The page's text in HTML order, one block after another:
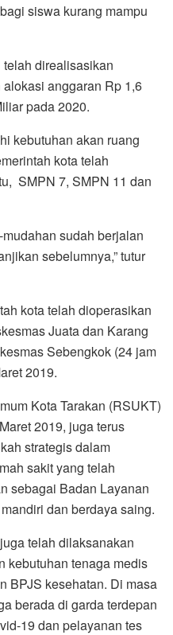
siswa kurang mampu
direalisasikan
anggaran Rp 1,6
pada 2020.
kebutuhan akan ruang
kota telah
SMPN 7, SMPN 11 dan
sudah berjalan
sebelumnya,” tutur
kota telah dioperasikan
Juata dan Karang
Sebengkok (24 jam
2019.
Kota Tarakan (RSUKT)
2019, juga terus
strategis dalam
sakit yang telah
sebagai Badan Layanan
dan berdaya saing.
telah dilaksanakan
kebutuhan tenaga medis
BPJS kesehatan. Di masa
berada di garda terdepan
19 dan pelayanan tes